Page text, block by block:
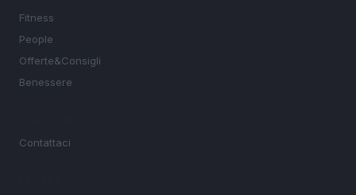
Fitness
People
Offerte&Consigli
Benessere
Contattaci